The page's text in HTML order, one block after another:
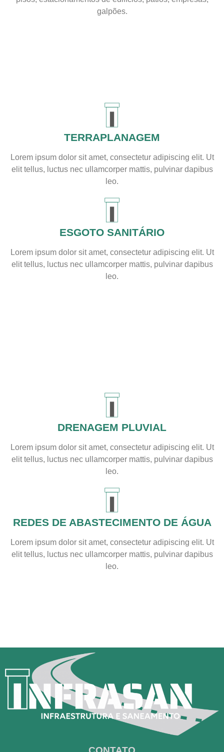
galpões.
TERRAPLANAGEM
Lorem ipsum dolor sit amet, consectetur adipiscing elit. Ut
elit tellus, luctus nec ullamcorper mattis, pulvinar dapibus
leo.
ESGOTO SANITÁRIO
Lorem ipsum dolor sit amet, consectetur adipiscing elit. Ut
elit tellus, luctus nec ullamcorper mattis, pulvinar dapibus
leo.
DRENAGEM PLUVIAL
Lorem ipsum dolor sit amet, consectetur adipiscing elit. Ut
elit tellus, luctus nec ullamcorper mattis, pulvinar dapibus
leo.
REDES DE ABASTECIMENTO DE ÁGUA
Lorem ipsum dolor sit amet, consectetur adipiscing elit. Ut
elit tellus, luctus nec ullamcorper mattis, pulvinar dapibus
leo.